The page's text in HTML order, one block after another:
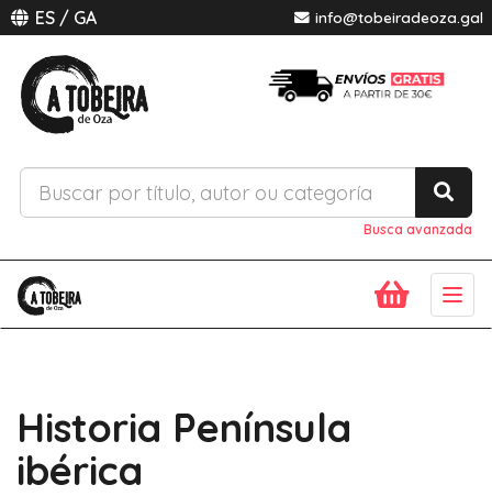
ES / GA info@tobeiradeoza.gal
Busca avanzada
Historia Península
ibérica